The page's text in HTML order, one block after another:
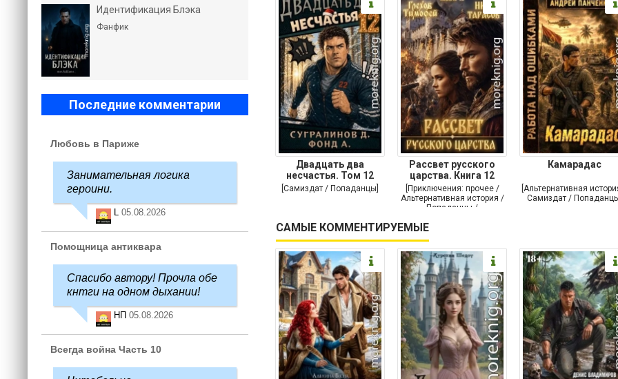
Двадцать два
несчастья. Том 12
[Самиздат / Попаданцы]
Рассвет русского
царства. Книга 12
[Приключения: прочее /
Альтернативная история /
Попаданцы /
приключения]
Камарадас
[Альтернативная
Самиздат /
САМЫЕ КОММЕНТИРУЕМЫЕ
Идентификация Блэка
Фанфик
Последние комментарии
Любовь в Париже
Занимательная логика
героини.
L 05.08.2026
Помощница антиквара
Спасибо автору! Прочла обе
кнтги на одном дыхании!
НП 05.08.2026
Всегда война Часть 10